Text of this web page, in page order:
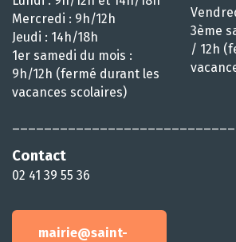
Mercredi : 9h/12h
Jeudi : 14h/18h
1er samedi du mois :
9h/12h (fermé durant les
vacances scolaires)
Contact
02 41 39 55 36
mairie@saint-
3ème
/ 12h